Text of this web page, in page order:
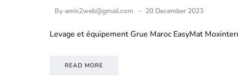
By amis2web@gmail.com 20 December 2023
Levage et équipement Grue Maroc EasyMat
READ MORE